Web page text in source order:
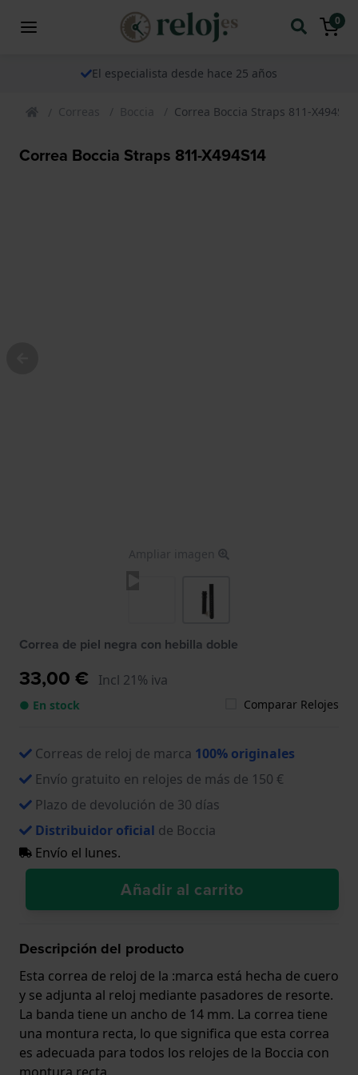
0
El especialista desde hace 25 años
Correas Boccia Correa Boccia Straps 811-X494S14
Correa Boccia Straps 811-X494S14
Ampliar imagen
Correa de piel negra con hebilla doble
33,00 € Incl 21% iva
● En stock Comparar Relojes
Correas de reloj de marca 100% originales
Envío gratuito en relojes de más de 150 €
Plazo de devolución de 30 días
Distribuidor oficial de Boccia
Envío el lunes.
Añadir al carrito
Descripción del producto
Esta correa de reloj de la :marca está hecha de cuero
y se adjunta al reloj mediante pasadores de resorte.
La banda tiene un ancho de 14 mm. La correa tiene
una montura recta, lo que significa que esta correa
es adecuada para todos los relojes de la Boccia con